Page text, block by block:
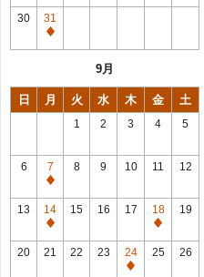
館
日
30
31
休
9月
日 月 火 水 木 金 土
1 2 3 4 5
6
7
休
館
日
8 9 10 11 12
13
14
休
館
15 16 17
18
休
館
19
20 21 22 23
24
休
25 26